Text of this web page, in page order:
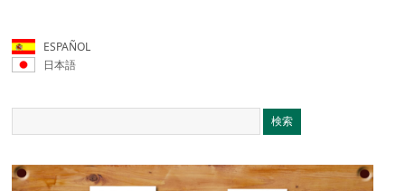
ESPAÑOL
日本語